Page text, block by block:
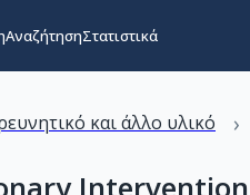
ΑναζήτησηΣτατιστικά
και άλλο υλικό ›